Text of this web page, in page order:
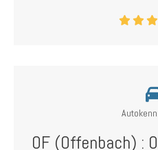
OF (Offenbach) :